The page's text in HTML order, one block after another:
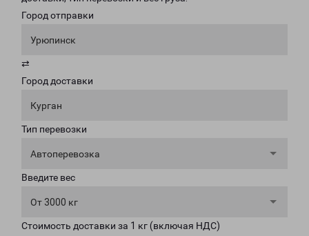
Город отправки
Урюпинск
⇄
Город доставки
Курган
Тип перевозки
Автоперевозка
Введите вес
От 3000 кг
Стоимость доставки за 1 кг (включая НДС)